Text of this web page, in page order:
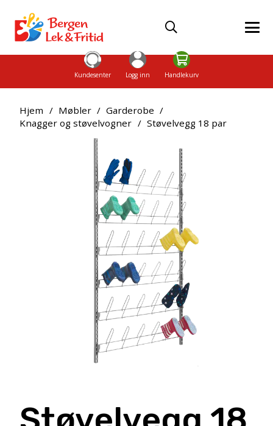
Kundesenter Logg inn Handlekurv
Hjem / Møbler / Garderobe /
Knagger og støvelvogner / Støvelvegg 18 par